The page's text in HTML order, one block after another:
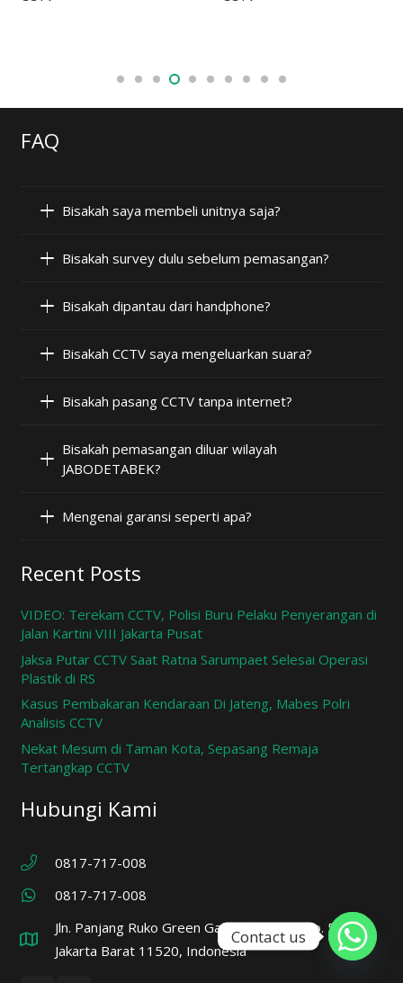
FAQ
Bisakah saya membeli unitnya saja?
Bisakah survey dulu sebelum pemasangan?
Bisakah dipantau dari handphone?
Bisakah CCTV saya mengeluarkan suara?
Bisakah pasang CCTV tanpa internet?
Bisakah pemasangan diluar wilayah
JABODETABEK?
Mengenai garansi seperti apa?
Recent Posts
VIDEO: Terekam CCTV, Polisi Buru Pelaku Penyerangan di
Jalan Kartini VIII Jakarta Pusat
Jaksa Putar CCTV Saat Ratna Sarumpaet Selesai Operasi
Plastik di RS
Kasus Pembakaran Kendaraan Di Jateng, Mabes Polri
Analisis CCTV
Nekat Mesum di Taman Kota, Sepasang Remaja
Tertangkap CCTV
Hubungi Kami
0817-717-008
0817-717-008
Jln. Panjang Ruko Green Garden Blok A7 No. 57,
Jakarta Barat 11520, Indonesia
Contact us